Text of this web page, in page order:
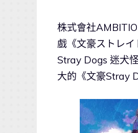
株式會社
戲《文豪ストレ
Stray Dogs 迷犬
大的《文豪Stray